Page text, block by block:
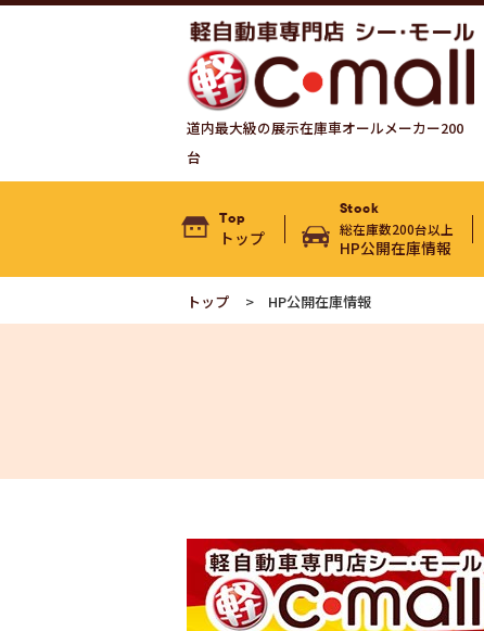
道内最大級の展示在庫車オールメーカー200
台
Top
トップ
Stock
総在庫数200台以上
HP公開在庫情報
トップ HP公開在庫情報